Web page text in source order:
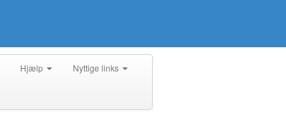
Hjælp Nyttige links